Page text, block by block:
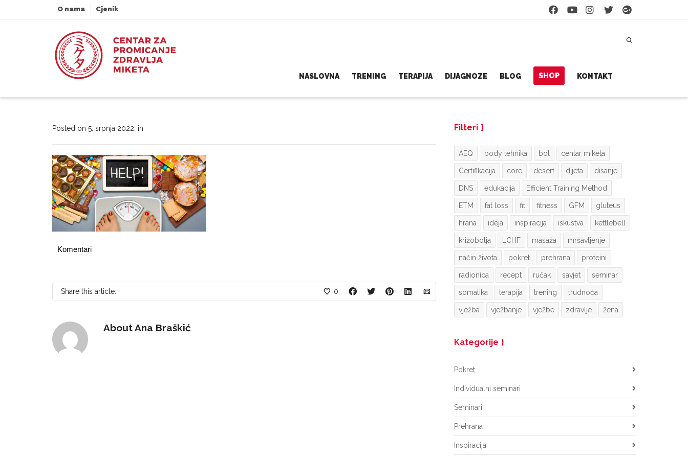
O nama Cjenik
NASLOVNA TRENING TERAPIJA DIJAGNOZE BLOG SHOP KONTAKT
Posted on 5. srpnja 2022. in
Komentari
Share this article: 0
AboutAna Braškić
Filteri
AEQ body tehnika bol centar miketa
Certifikacija core desert dijeta disanje
DNS edukacija Efficient Training Method
ETM fat loss fit fitness GFM gluteus
hrana ideja inspiracija iskustva kettlebell
križobolja LCHF masaža mršavljenje
način života pokret prehrana proteini
radionica recept ručak savjet seminar
somatika terapija trening trudnoća
vježba vježbanje vježbe zdravlje žena
Kategorije
Pokret
Individualni seminari
Seminari
Prehrana
Inspiracija